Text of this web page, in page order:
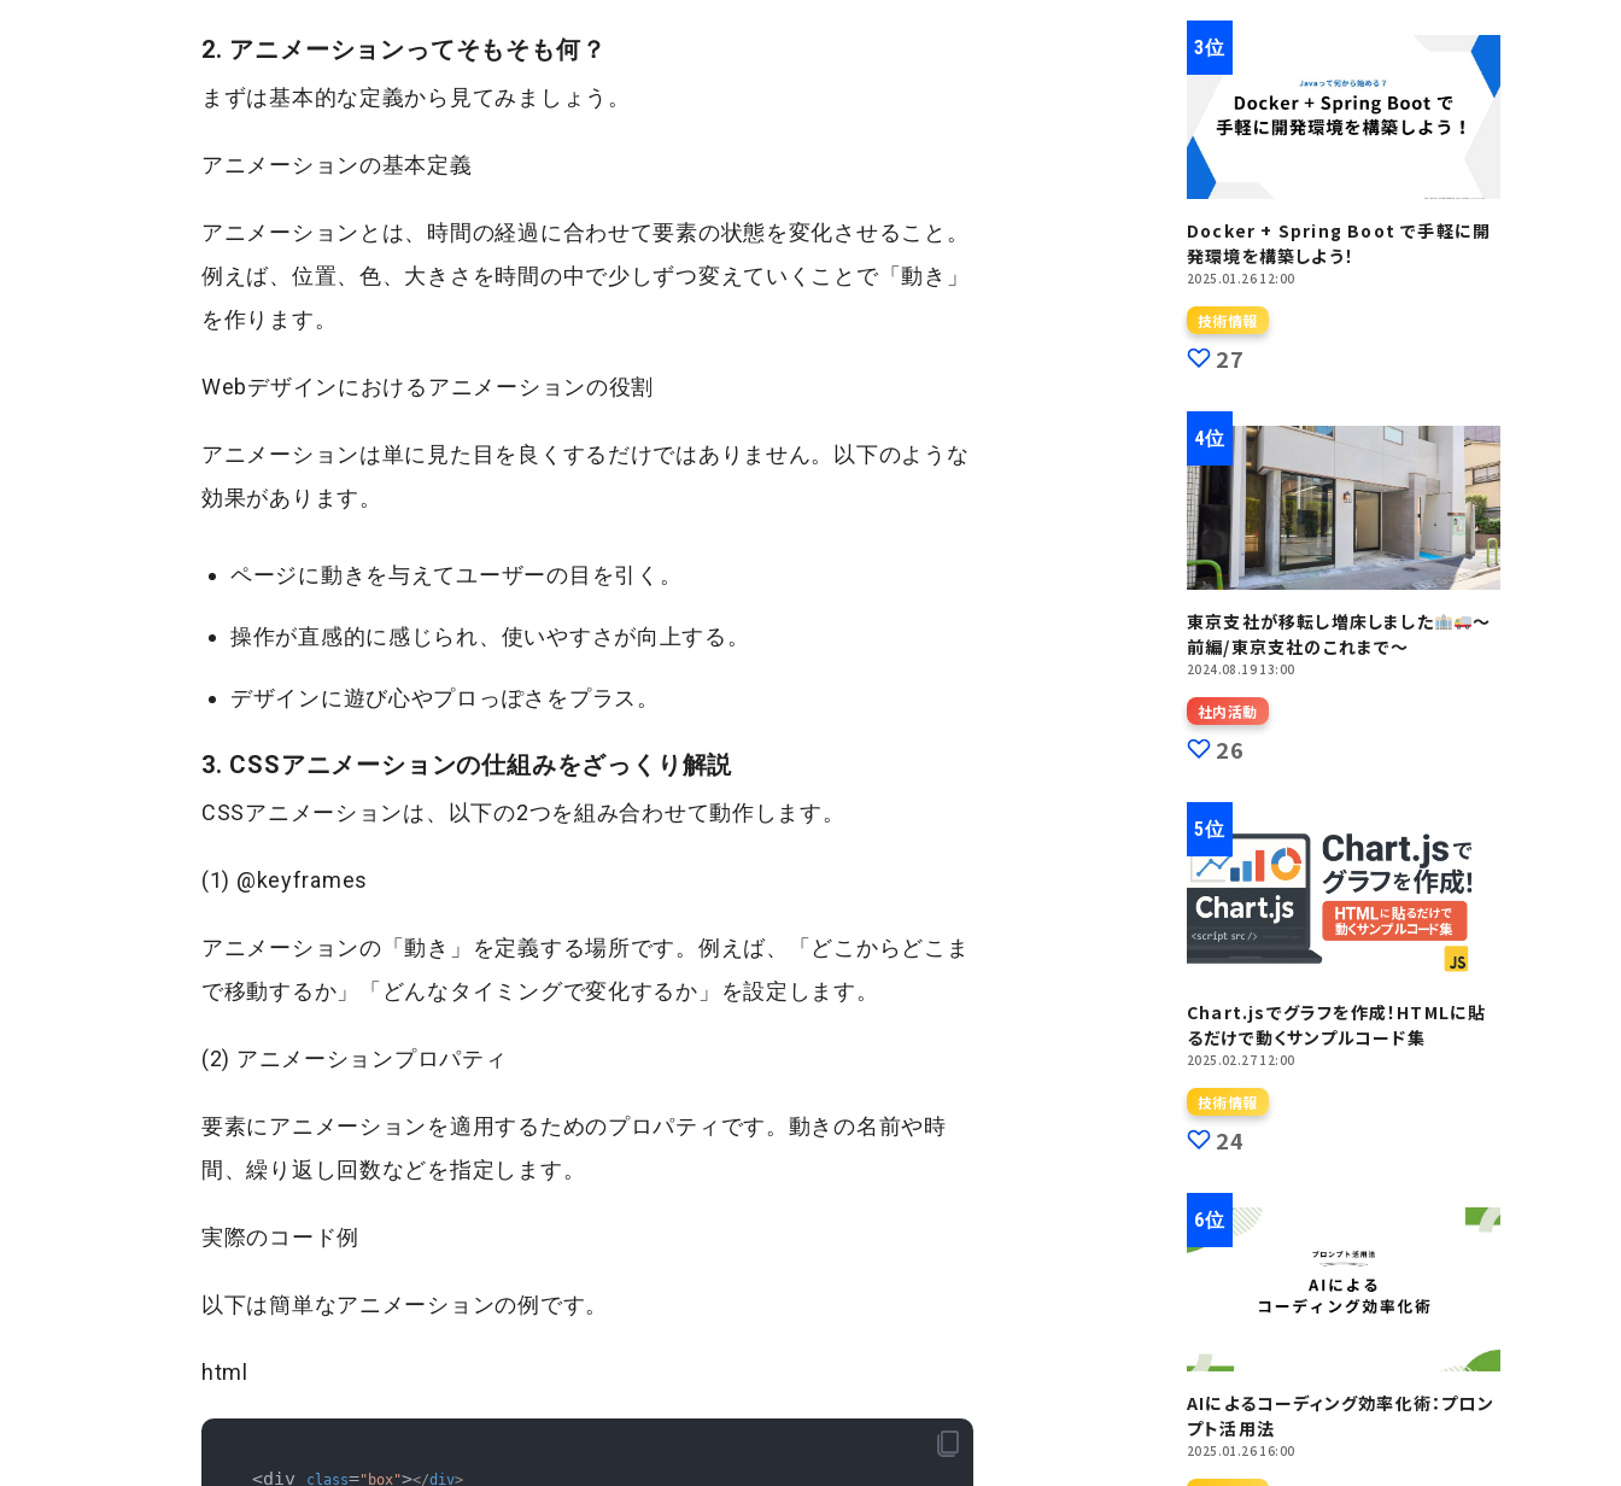
2. アニメーションってそもそも何？
まずは基本的な定義から見てみましょう。
アニメーションの基本定義
アニメーションとは、時間の経過に合わせて要素の状態を変化させること。
例えば、位置、色、大きさを時間の中で少しずつ変えていくことで「動き」
を作ります。
Webデザインにおけるアニメーションの役割
アニメーションは単に見た目を良くするだけではありません。以下のような
効果があります。
ページに動きを与えてユーザーの目を引く 。
操作が直感的に感じられ、 使いやすさが向上する。
デザインに遊び心やプロっぽさをプラス。
3. CSSアニメーションの仕組みをざっくり解説
CSSアニメーションは、以下の2つを組み合わせて動作します。
(1) @keyframes
アニメーションの「動き」を定義する場所です。例えば、「どこからどこま
で移動するか」「どんなタイミングで変化するか」を設定します。
(2) アニメーションプロパティ
要素にアニメーションを適用するためのプロパティです。動きの名前や時
間、繰り返し回数などを指定します。
実際のコード例
以下は簡単なアニメーションの例です。
html
<div class="box"></div>
Docker + Spring Boot で手軽に開
発環境を構築しよう！
2025.01.26 12:00
技術情報
27
東京支社が移転し増床しました
～
前編/東京支社のこれまで～
2024.08.19 13:00
社内活動
26
Chart.jsでグラフを作成！HTMLに貼
るだけで動くサンプルコード集
2025.02.27 12:00
技術情報
24
AIによるコーディング効率化術：プロン
プト活用法
2025.01.26 16:00